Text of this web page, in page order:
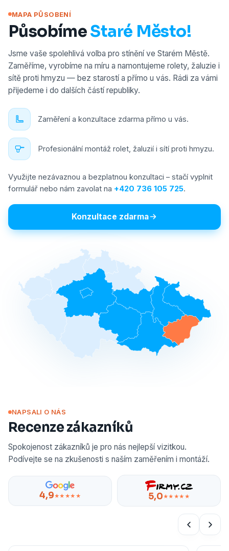
MAPA PŮSOBENÍ
PůsobímeStaré Město!
Jsme vaše spolehlivá volba pro stínění ve Starém Městě.
Zaměříme, vyrobíme na míru a namontujeme rolety, žaluzie i
sítě proti hmyzu — bez starostí a přímo u vás. Rádi za vámi
přijedeme i do dalších částí republiky.
Zaměření a konzultace zdarma přímo u vás.
Profesionální montáž rolet, žaluzií i sítí proti hmyzu.
Využijte nezávaznou a bezplatnou konzultaci – stačí vyplnit
formulář nebo nám zavolat na +420 736 105 725.
Konzultace zdarma
NAPSALI O NÁS
Recenze zákazníků
Spokojenost zákazníků je pro nás nejlepší vizitkou.
Podívejte se na zkušenosti s naším zaměřením i montáží.
4,9★★★★★ 5,0★★★★★